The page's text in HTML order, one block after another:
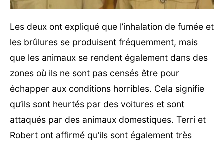
Les deux ont expliqué que l’inhalation de fumée et
les brûlures se produisent fréquemment, mais
que les animaux se rendent également dans des
zones où ils ne sont pas censés être pour
échapper aux conditions horribles. Cela signifie
qu’ils sont heurtés par des voitures et sont
attaqués par des animaux domestiques. Terri et
Robert ont affirmé qu’ils sont également très